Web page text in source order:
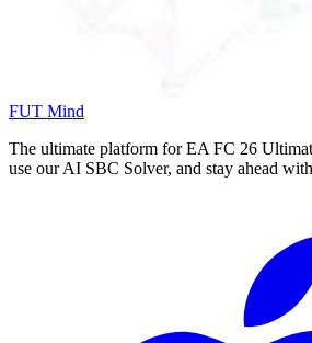
FUT Mind
The ultimate platform for EA FC 26
use our AI SBC Solver, and stay ahead